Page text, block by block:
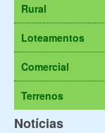
Rural
Loteamentos
Comercial
Terrenos
Notícias